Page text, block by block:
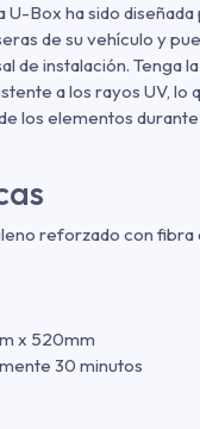
Box ha sido diseñada
de su vehículo y
de instalación. Tenga
a los rayos UV, lo
los elementos durante
reforzado con fibra
x 520mm
30 minutos